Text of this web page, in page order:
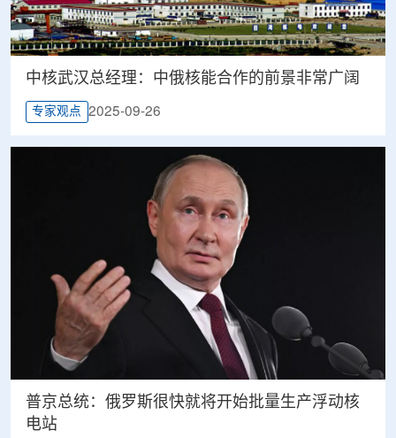
中核武汉总经理：中俄核能合作的前景非常广阔
专家观点 2025-09-26
普京总统：俄罗斯很快就将开始批量生产浮动核
电站